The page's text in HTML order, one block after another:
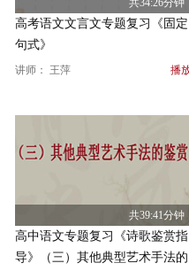
共34:26分钟
高考语文文言文专题复习《固定
句式》
讲师： 王萍 播
共39:41分钟
高中语文专题复习《诗歌鉴赏指
导》（三）其他典型艺术手法的